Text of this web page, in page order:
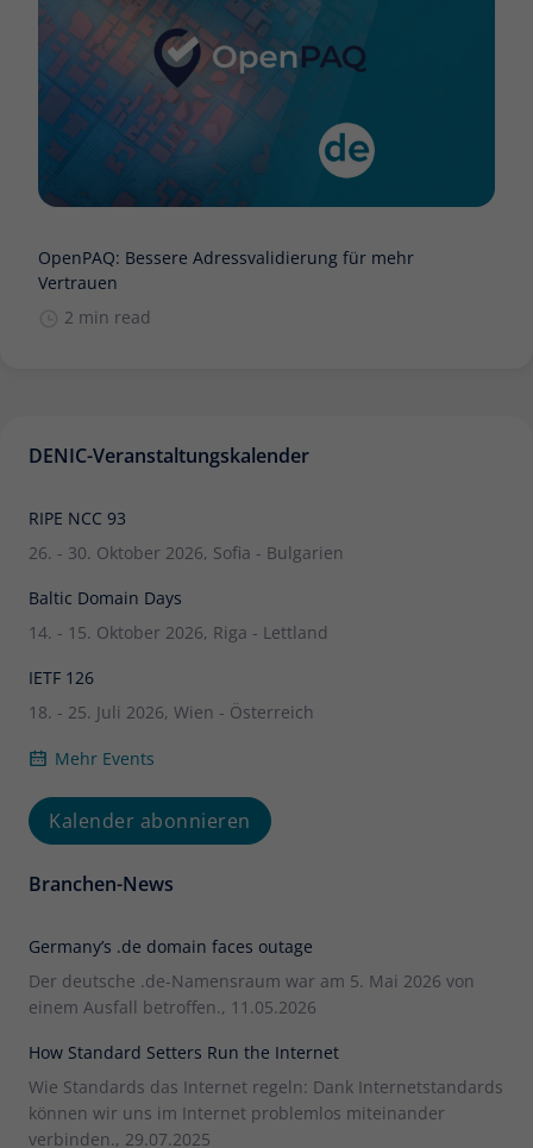
OpenPAQ: Bessere Adressvalidierung für mehr
Vertrauen
2 min read
DENIC-Veranstaltungskalender
RIPE NCC 93
26. - 30. Oktober 2026, Sofia - Bulgarien
Baltic Domain Days
14. - 15. Oktober 2026, Riga - Lettland
IETF 126
18. - 25. Juli 2026, Wien - Österreich
Mehr Events
Kalender abonnieren
Branchen-News
Germany’s .de domain faces outage
Der deutsche .de-Namensraum war am 5. Mai 2026 von
einem Ausfall betroffen., 11.05.2026
How Standard Setters Run the Internet
Wie Standards das Internet regeln: Dank Internetstandards
können wir uns im Internet problemlos miteinander
verbinden., 29.07.2025